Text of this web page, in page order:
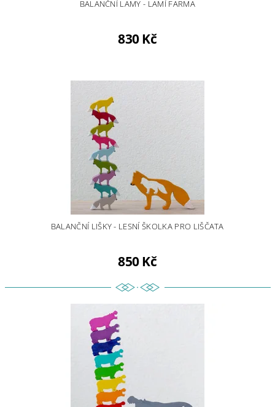
BALANČNÍ LAMY - LAMÍ FARMA
830 Kč
BALANČNÍ LIŠKY - LESNÍ ŠKOLKA PRO LIŠČATA
850 Kč